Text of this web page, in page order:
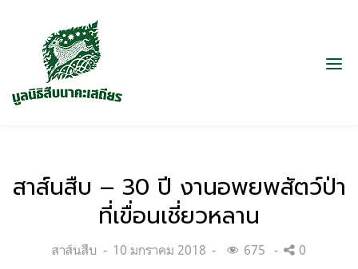
สาส์นสืบ – 30 ปี งานอพยพสัตว์ป่า
ที่เขื่อนเชี่ยวหลาน
Categories:
สาส์นสืบ
Posted
10 มกราคม 2018 675 0